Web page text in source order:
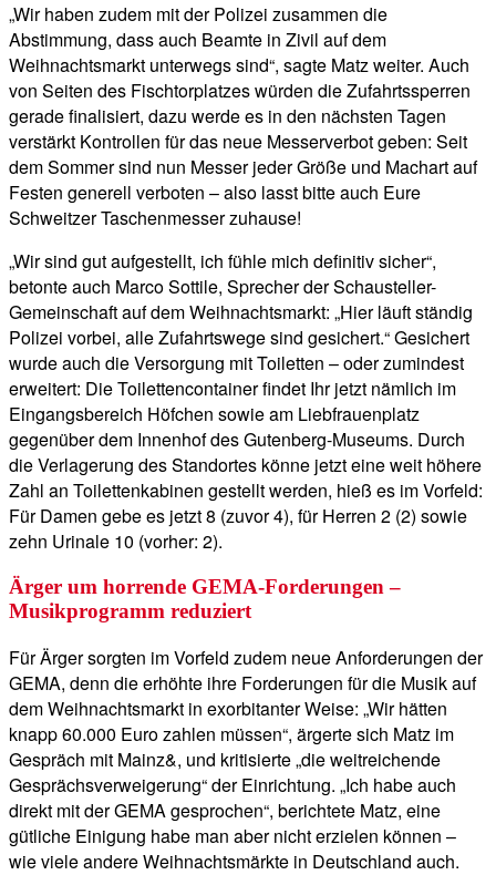
„Wir haben zudem mit der Polizei zusammen die
Abstimmung, dass auch Beamte in Zivil auf dem
Weihnachtsmarkt unterwegs sind“, sagte Matz weiter. Auch
von Seiten des Fischtorplatzes würden die Zufahrtssperren
gerade finalisiert, dazu werde es in den nächsten Tagen
verstärkt Kontrollen für das neue Messerverbot geben: Seit
dem Sommer sind nun Messer jeder Größe und Machart auf
Festen generell verboten – also lasst bitte auch Eure
Schweitzer Taschenmesser zuhause!
„Wir sind gut aufgestellt, ich fühle mich definitiv sicher“,
betonte auch Marco Sottile, Sprecher der Schausteller-
Gemeinschaft auf dem Weihnachtsmarkt: „Hier läuft ständig
Polizei vorbei, alle Zufahrtswege sind gesichert.“ Gesichert
wurde auch die Versorgung mit Toiletten – oder zumindest
erweitert: Die Toilettencontainer findet Ihr jetzt nämlich im
Eingangsbereich Höfchen sowie am Liebfrauenplatz
gegenüber dem Innenhof des Gutenberg-Museums. Durch
die Verlagerung des Standortes könne jetzt eine weit höhere
Zahl an Toilettenkabinen gestellt werden, hieß es im Vorfeld:
Für Damen gebe es jetzt 8 (zuvor 4), für Herren 2 (2) sowie
zehn Urinale 10 (vorher: 2).
Ärger um horrende GEMA-Forderungen –
Musikprogramm reduziert
Für Ärger sorgten im Vorfeld zudem neue Anforderungen der
GEMA, denn die erhöhte ihre Forderungen für die Musik auf
dem Weihnachtsmarkt in exorbitanter Weise: „Wir hätten
knapp 60.000 Euro zahlen müssen“, ärgerte sich Matz im
Gespräch mit Mainz&, und kritisierte „die weitreichende
Gesprächsverweigerung“ der Einrichtung. „Ich habe auch
direkt mit der GEMA gesprochen“, berichtete Matz, eine
gütliche Einigung habe man aber nicht erzielen können –
wie viele andere Weihnachtsmärkte in Deutschland auch.